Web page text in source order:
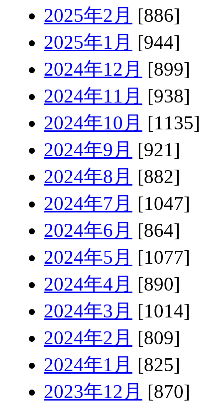
2025年2月 [886]
2025年1月 [944]
2024年12月 [899]
2024年11月 [938]
2024年10月 [1135]
2024年9月 [921]
2024年8月 [882]
2024年7月 [1047]
2024年6月 [864]
2024年5月 [1077]
2024年4月 [890]
2024年3月 [1014]
2024年2月 [809]
2024年1月 [825]
2023年12月 [870]